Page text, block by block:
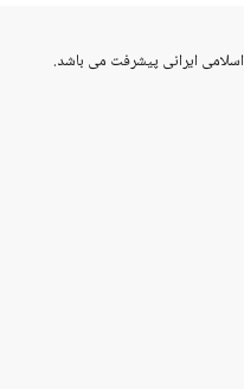
ایرانی پیشرفت می باشد.